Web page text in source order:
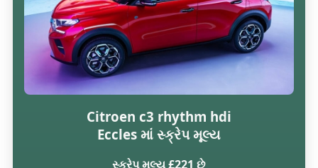
Citroen c3 rhythm hdi
Eccles માં સ્ક્રેપ મૂલ્ય
સ્ક્રેપ મૂલ્ય £221 છે